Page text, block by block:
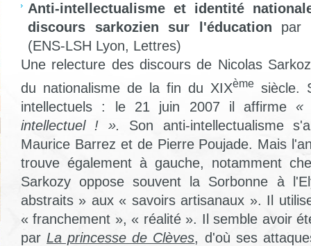
Anti-intellectualisme et identité
discours sarkozien sur l'éducation par
(ENS-LSH Lyon, Lettres)
Une relecture des discours de Nicolas
du nationalisme de la fin du XIXème siècle.
intellectuels : le 21 juin 2007 il affirme «
intellectuel ! ».
Son anti-intellectualisme
Maurice Barrez et de Pierre Poujade. Mais
trouve également à gauche, notamment
Sarkozy oppose souvent la Sorbonne à
abstraits » aux « savoirs artisanaux ». Il
« franchement », « réalité ». Il semble avoir
par La princesse de Clèves, d'où ses